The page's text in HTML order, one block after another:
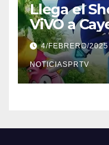
Llega el
ViVO a
Relojes
compre
4/FEBRERO/2025
NOTICIASPRTV